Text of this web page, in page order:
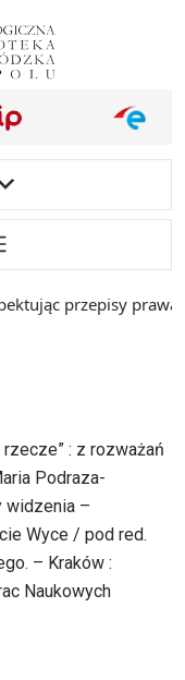
i inne
prawa i
rzecze” : z rozważań
Podraza-
widzenia –
Wyce / pod red.
– Kraków :
Naukowych